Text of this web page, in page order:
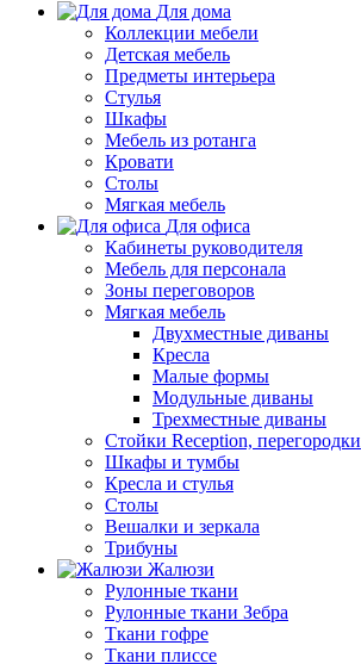
Для дома
Коллекции мебели
Детская мебель
Предметы интерьера
Стулья
Шкафы
Мебель из ротанга
Кровати
Столы
Мягкая мебель
Для офиса
Кабинеты руководителя
Мебель для персонала
Зоны переговоров
Мягкая мебель
Двухместные диваны
Кресла
Малые формы
Модульные диваны
Трехместные диваны
Стойки Reception, перегородки
Шкафы и тумбы
Кресла и стулья
Столы
Вешалки и зеркала
Трибуны
Жалюзи
Рулонные ткани
Рулонные ткани Зебра
Ткани гофре
Ткани плиссе